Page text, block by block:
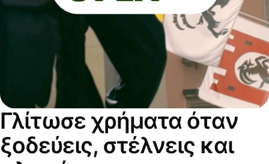
Γλίτωσε χρήματα όταν
ξοδεύεις, στέλνεις και